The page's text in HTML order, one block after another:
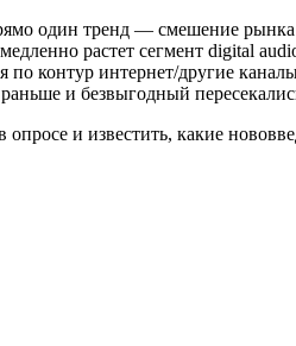
один тренд — смешение рынка
растет сегмент digital
по контур интернет/другие
и безвыгодный
опросе и известить, какие